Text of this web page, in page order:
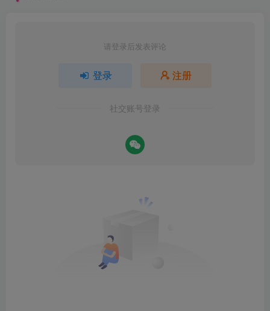
请登录后发表评论
登录 注册
社交账号登录